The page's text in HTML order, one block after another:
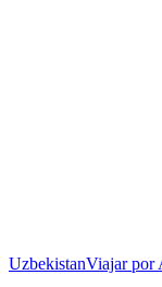
UzbekistanViajar por